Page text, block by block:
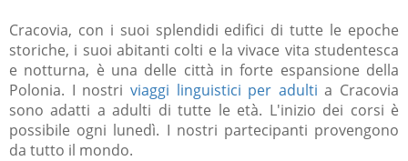
Cracovia, con i suoi splendidi edifici di tutte le epoche
storiche, i suoi abitanti colti e la vivace vita studentesca
e notturna, è una delle città in forte espansione della
Polonia. I nostri viaggi linguistici per adulti a Cracovia
sono adatti a adulti di tutte le età. L'inizio dei corsi è
possibile ogni lunedì. I nostri partecipanti provengono
da tutto il mondo.